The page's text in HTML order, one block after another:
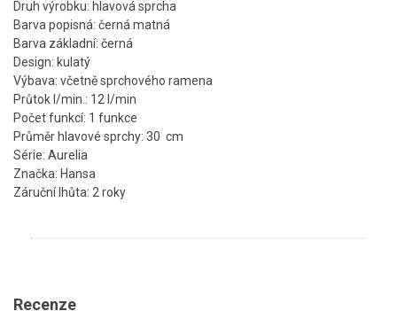
Druh výrobku: hlavová sprcha
Barva popisná: černá matná
Barva základní: černá
Design: kulatý
Výbava: včetně sprchového ramena
Průtok l/min.: 12 l/min
Počet funkcí: 1 funkce
Průměr hlavové sprchy: 30 cm
Série: Aurelia
Značka: Hansa
Záruční lhůta: 2 roky
Recenze